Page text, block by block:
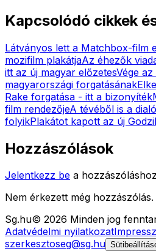
Kapcsolódó cikkek
Látványos lett a Matchbox-film
mozifilm plakátjaAz éhezők
itt az új magyar előzetesVége
magyarországi forgatásának
Rake forgatása - itt a bizonyíték
film rendezőjeA tévéből is a
folyikPlakátot kapott az új
Hozzászólások
Jelentkezz be a
Nem érkezett még
Sg.hu© 2026 Minden jog
Adatvédelmi nyilatkozat
szerkesztoseg@sg.hu